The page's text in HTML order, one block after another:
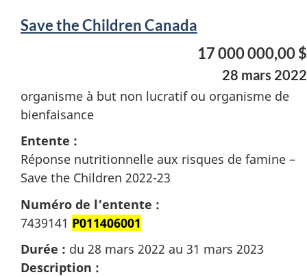
Save the Children Canada
17 000 000,00 $
28 mars 2022
organisme à but non lucratif ou organisme de
bienfaisance
Entente :
Réponse nutritionnelle aux risques de famine –
Save the Children 2022-23
Numéro de l’entente :
7439141 P011406001
Durée : du 28 mars 2022 au 31 mars 2023
Description :